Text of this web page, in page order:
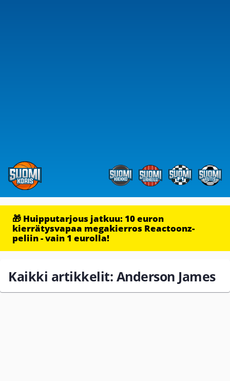
🎁 Huipputarjous jatkuu: 10 euron
kierrätysvapaa megakierros Reactoonz-
peliin - vain 1 eurolla!
Kaikki artikkelit: Anderson James